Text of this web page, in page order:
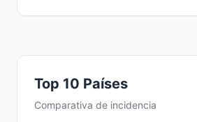
Top 10 Países
Comparativa de incidencia